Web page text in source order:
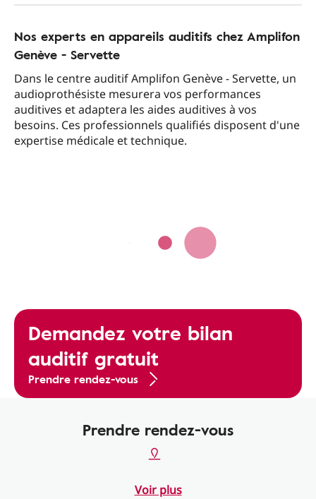
Nos experts en appareils auditifs chez Amplifon
Genève - Servette
Dans le centre auditif Amplifon Genève - Servette, un
audioprothésiste mesurera vos performances
auditives et adaptera les aides auditives à vos
besoins. Ces professionnels qualifiés disposent d'une
expertise médicale et technique.
Demandez votre bilan
auditif gratuit
Prendre rendez-vous
Prendre rendez-vous
Voir plus